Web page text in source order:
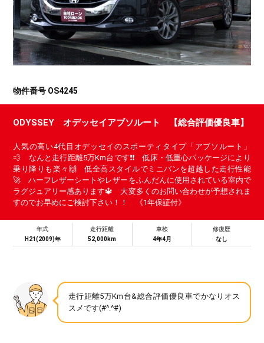
物件番号 OS4245
ODYSSEY オデッセイアブソルート 【総合評価優良車】
人気の高い4代目オデッセイのスポーティタイプ「アブソルート」
💨 なんと走行距離5万Km台です❗❗ 低床・低重心パッケージにより
乗り降りも楽々🙌 低全高スタイルでミニバンを超越した走行性能
🚀 ハーフレザーシートやレザーをふんだんに使用されている室内で
ラグジュアリー感あります🔱 大変多くのお問い合わせが予想されま
すのでお早めにご検討下さい！！ 《1年保証付》
年式
H21(2009)年
走行距離
52,000km
車検
4年4月
修復歴
なし
走行距離5万Km台&総合評価優良車でかなりオス
スメです(#^.^#)